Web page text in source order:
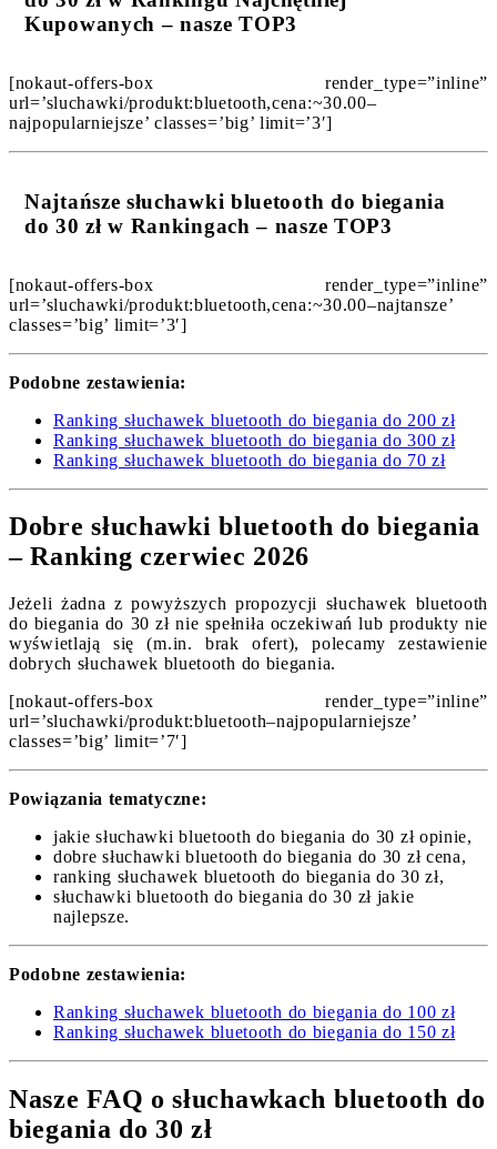
Kupowanych – nasze TOP3
[nokaut-offers-box render_type=”inline”
url=’sluchawki/produkt:bluetooth,cena:~30.00–
najpopularniejsze’ classes=’big’ limit=’3′]
Najtańsze słuchawki bluetooth do biegania
do 30 zł w Rankingach – nasze TOP3
[nokaut-offers-box render_type=”inline”
url=’sluchawki/produkt:bluetooth,cena:~30.00–najtansze’
classes=’big’ limit=’3′]
Podobne zestawienia:
Ranking słuchawek bluetooth do biegania do 200 zł
Ranking słuchawek bluetooth do biegania do 300 zł
Ranking słuchawek bluetooth do biegania do 70 zł
Dobre słuchawki bluetooth do biegania
– Ranking czerwiec 2026
Jeżeli żadna z powyższych propozycji słuchawek bluetooth
do biegania do 30 zł nie spełniła oczekiwań lub produkty nie
wyświetlają się (m.in. brak ofert), polecamy zestawienie
dobrych słuchawek bluetooth do biegania.
[nokaut-offers-box render_type=”inline”
url=’sluchawki/produkt:bluetooth–najpopularniejsze’
classes=’big’ limit=’7′]
Powiązania tematyczne:
jakie słuchawki bluetooth do biegania do 30 zł opinie,
dobre słuchawki bluetooth do biegania do 30 zł cena,
ranking słuchawek bluetooth do biegania do 30 zł,
słuchawki bluetooth do biegania do 30 zł jakie
najlepsze.
Podobne zestawienia:
Ranking słuchawek bluetooth do biegania do 100 zł
Ranking słuchawek bluetooth do biegania do 150 zł
Nasze FAQ o słuchawkach bluetooth do
biegania do 30 zł